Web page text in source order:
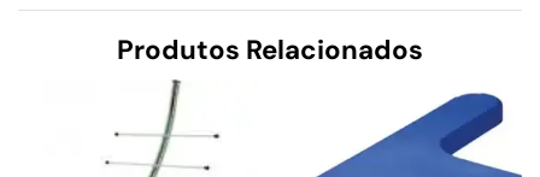
Produtos Relacionados